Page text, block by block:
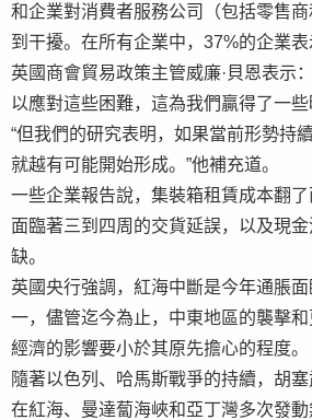
和企業對消費者服務公司（包括零售
到干擾。在所有企業中，37%的企業表
英國商會貿易政策主管威廉·貝恩表示
以應對這些困難，這為我們贏得了一些
“但我們的研究表明，如果當前形勢持
就越有可能開始形成。”他補充道。
一些企業報告說，集裝箱租賃成本翻
面臨著三到四周的交貨延誤，以及現
缺。
英國央行強調，紅海中斷是今年通脹
一，儘管迄今為止，中東地區的襲擊
經濟的影響要小於其原先擔心的程度。
隨著以色列、哈馬斯戰爭的持續，胡
在紅海、曼達蔔海峽和亞丁灣多次發動